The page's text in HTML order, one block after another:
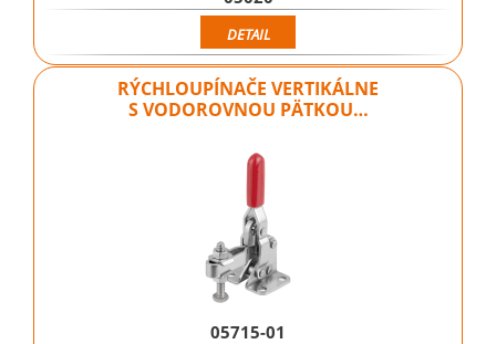
DETAIL
RÝCHLOUPÍNAČE VERTIKÁLNE
S VODOROVNOU PÄTKOU…
05715-01